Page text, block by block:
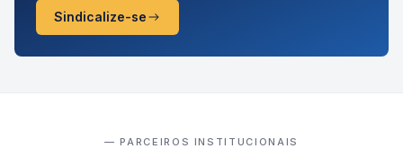
Sindicalize-se
— PARCEIROS INSTITUCIONAIS